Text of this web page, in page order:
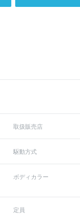
取扱販売店
駆動方式
ボディカラー
定員